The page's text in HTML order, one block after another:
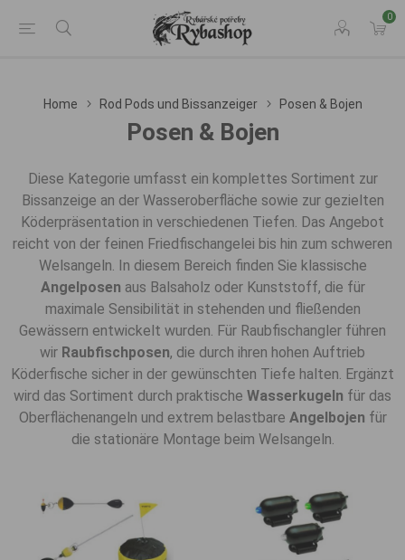
0
Home Rod Pods und Bissanzeiger Posen & Bojen
Posen & Bojen
Diese Kategorie umfasst ein komplettes Sortiment zur
Bissanzeige an der Wasseroberfläche sowie zur gezielten
Köderpräsentation in verschiedenen Tiefen. Das Angebot
reicht von der feinen Friedfischangelei bis hin zum schweren
Welsangeln. In diesem Bereich finden Sie klassische
Angelposen aus Balsaholz oder Kunststoff, die für
maximale Sensibilität in stehenden und fließenden
Gewässern entwickelt wurden. Für Raubfischangler führen
wir Raubfischposen, die durch ihren hohen Auftrieb
Köderfische sicher in der gewünschten Tiefe halten. Ergänzt
wird das Sortiment durch praktische Wasserkugeln für das
Oberflächenangeln und extrem belastbare Angelbojen für
die stationäre Montage beim Welsangeln.